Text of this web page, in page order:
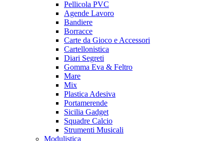
Pellicola PVC
Agende Lavoro
Bandiere
Borracce
Carte da Gioco e Accessori
Cartellonistica
Diari Segreti
Gomma Eva & Feltro
Mare
Mix
Plastica Adesiva
Portamerende
Sicilia Gadget
Squadre Calcio
Strumenti Musicali
Modulistica